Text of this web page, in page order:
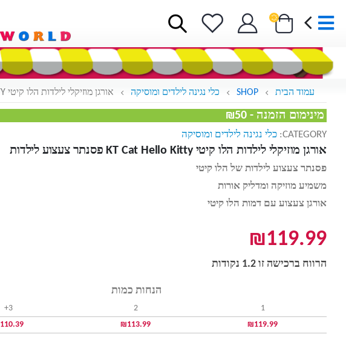
עמוד הבית SHOP כלי נגינה לילדים ומוסיקה אורגן מוזיקלי לילדות הלו קיטי KT CAT HELLO KITTY פסנתר צעצוע לילדות
מינימום הזמנה - ₪50
CATEGORY: כלי נגינה לילדים ומוסיקה
אורגן מוזיקלי לילדות הלו קיטי KT Cat Hello Kitty פסנתר צעצוע לילדות
פסנתר צעצוע לילדות של הלו קיטי
משמיע מוזיקה ומדליק אורות
אורגן צעצוע עם דמות הלו קיטי
₪119.99
הרווח ברכישה זו 1.2 נקודות
הנחות כמות
1
2
3+
₪119.99
₪113.99
110.39